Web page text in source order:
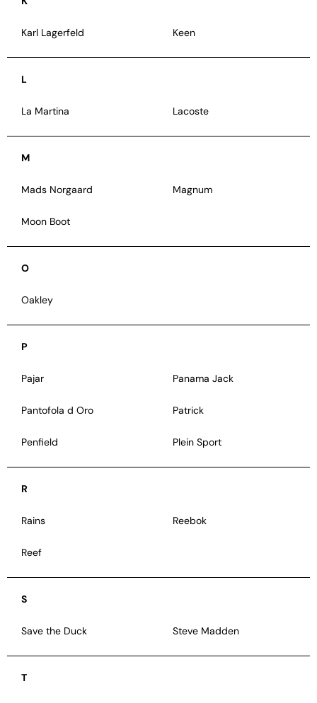
Karl Lagerfeld Keen
L
La Martina Lacoste
M
Mads Norgaard Magnum
Moon Boot
O
Oakley
P
Pajar Panama Jack
Pantofola d Oro Patrick
Penfield Plein Sport
R
Rains Reebok
Reef
S
Save the Duck Steve Madden
T